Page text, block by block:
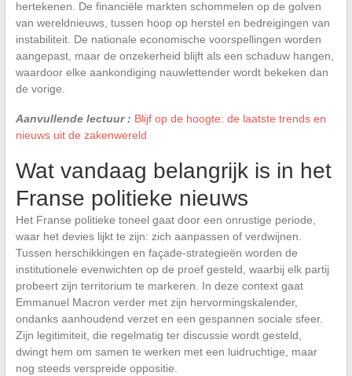
hertekenen. De financiële markten schommelen op de golven
van wereldnieuws, tussen hoop op herstel en bedreigingen van
instabiliteit. De nationale economische voorspellingen worden
aangepast, maar de onzekerheid blijft als een schaduw hangen,
waardoor elke aankondiging nauwlettender wordt bekeken dan
de vorige.
Aanvullende lectuur : Blijf op de hoogte: de laatste trends en
nieuws uit de zakenwereld
Wat vandaag belangrijk is in het
Franse politieke nieuws
Het Franse politieke toneel gaat door een onrustige periode,
waar het devies lijkt te zijn: zich aanpassen of verdwijnen.
Tussen herschikkingen en façade-strategieën worden de
institutionele evenwichten op de proef gesteld, waarbij elk partij
probeert zijn territorium te markeren. In deze context gaat
Emmanuel Macron verder met zijn hervormingskalender,
ondanks aanhoudend verzet en een gespannen sociale sfeer.
Zijn legitimiteit, die regelmatig ter discussie wordt gesteld,
dwingt hem om samen te werken met een luidruchtige, maar
nog steeds verspreide oppositie.